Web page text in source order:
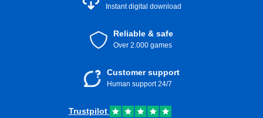
Instant digital download
Reliable & safe
Over 2.000 games
Customer support
Human support 24/7
Trustpilot